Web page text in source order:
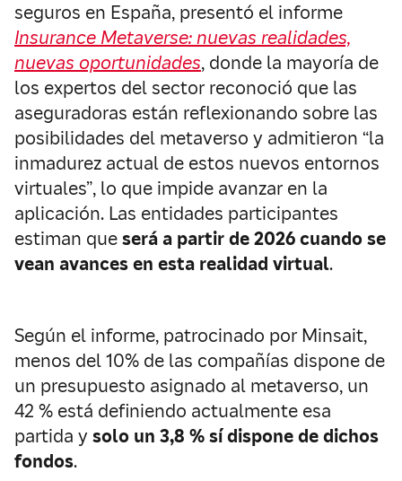
seguros en España, presentó el informe
Insurance Metaverse: nuevas realidades,
nuevas oportunidades, donde la mayoría de
los expertos del sector reconoció que las
aseguradoras están reflexionando sobre las
posibilidades del metaverso y admitieron “la
inmadurez actual de estos nuevos entornos
virtuales”, lo que impide avanzar en la
aplicación. Las entidades participantes
estiman queserá a partir de 2026 cuando se
vean avances en esta realidad virtual.
Según el informe, patrocinado por Minsait,
menos del 10% de las compañías dispone de
un presupuesto asignado al metaverso, un
42 % está definiendo actualmente esa
partida ysolo un 3,8 % sí dispone de dichos
fondos.